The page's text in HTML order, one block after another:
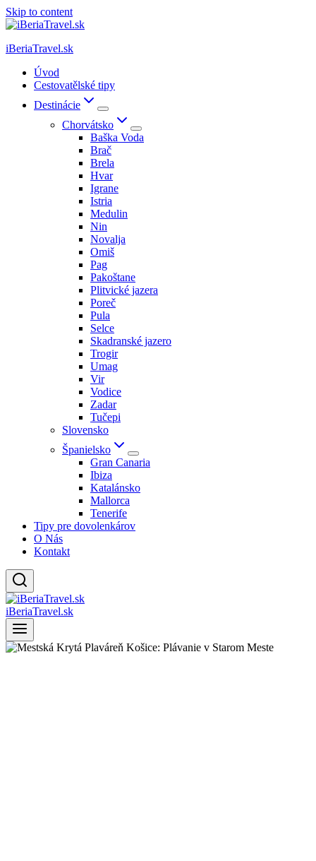
Skip to content
iBeriaTravel.sk
Úvod
Cestovatělské tipy
Destinácie
Chorvátsko
Baška Voda
Brač
Brela
Hvar
Igrane
Istria
Medulin
Nin
Novalja
Omiš
Pag
Pakoštane
Plitvické jazera
Poreč
Pula
Selce
Skadranské jazero
Trogir
Umag
Vir
Vodice
Zadar
Tučepi
Slovensko
Španielsko
Gran Canaria
Ibiza
Katalánsko
Mallorca
Tenerife
Tipy pre dovolenkárov
O Nás
Kontakt
iBeriaTravel.sk